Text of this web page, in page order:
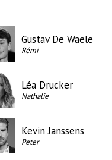
Gustav De Waele
Rémi
Léa Drucker
Nathalie
Kevin Janssens
Peter